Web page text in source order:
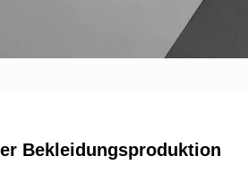
Bekleidungsproduktion